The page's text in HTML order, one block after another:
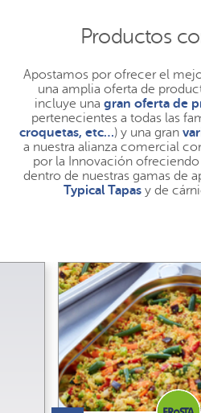
Productos
Apostamos por ofrecer el
una amplia oferta de
incluye una gran oferta de
pertenecientes a todas las
croquetas, etc…) y una gran
a nuestra alianza comercial
por la Innovación
dentro de nuestras gamas de
Typical Tapas y de